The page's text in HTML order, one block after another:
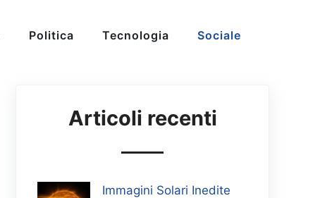
Politica Tecnologia Sociale
Articoli recenti
Immagini Solari Inedite